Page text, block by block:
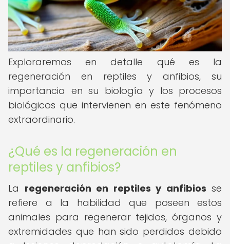
Exploraremos en detalle qué es la
regeneración en reptiles y anfibios, su
importancia en su biología y los procesos
biológicos que intervienen en este fenómeno
extraordinario.
¿Qué es la regeneración en
reptiles y anfibios?
La regeneración en reptiles y anfibios se
refiere a la habilidad que poseen estos
animales para regenerar tejidos, órganos y
extremidades que han sido perdidos debido